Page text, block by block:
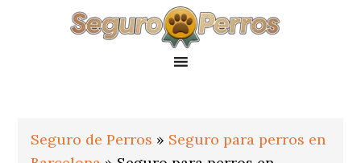
Seguro de Perros » Seguro para perros en